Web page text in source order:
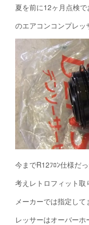
夏を前に12ヶ月点検
のエアコンコンプレッ
今までR12ﾌﾛﾝ仕様だ
考えレトロフィット取
メーカーでは指定し
レッサーはオーバーホ